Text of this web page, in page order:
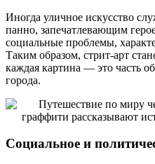
Иногда уличное искусство
панно, запечатлевающим
социальные проблемы,
Таким образом, стрит-арт
каждая картина — это часть
города.
Социальное и